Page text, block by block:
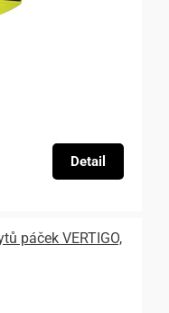
Detail
páček VERTIGO,